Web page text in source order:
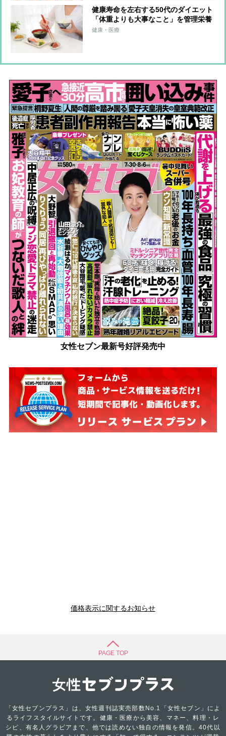
健康寿命を左右する50代のダイエット
「体重よりも大事なこと」を管理栄養
士が解説
健康・医療
女性セブン最新号好評発売中
価格表示に関するお知らせ
PAGE TOP
「女性セブンプラス」は、女性週刊誌実売部数No.1「女性セブン」によ
るライフスタイルサイトです。健康・医療から美容、マネー、料理・レ
シピ、有名人グラビアまで、他では読めない独自の情報を発信。40代以